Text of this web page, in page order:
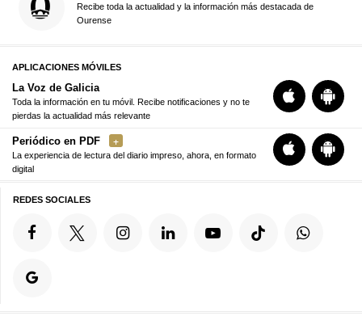
Recibe toda la actualidad y la información más destacada de
Ourense
APLICACIONES MÓVILES
La Voz de Galicia
Toda la información en tu móvil. Recibe notificaciones y no te
pierdas la actualidad más relevante
Periódico en PDF
La experiencia de lectura del diario impreso, ahora, en formato
digital
REDES SOCIALES